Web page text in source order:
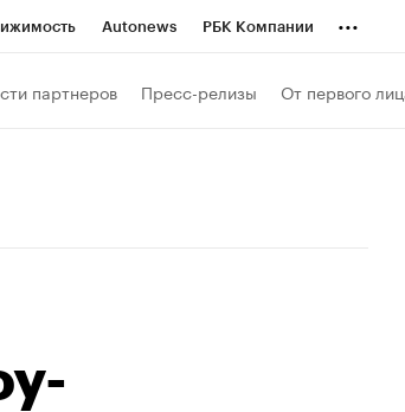
Autonews РБК Компании ...
партнеров Пресс-релизы От первого